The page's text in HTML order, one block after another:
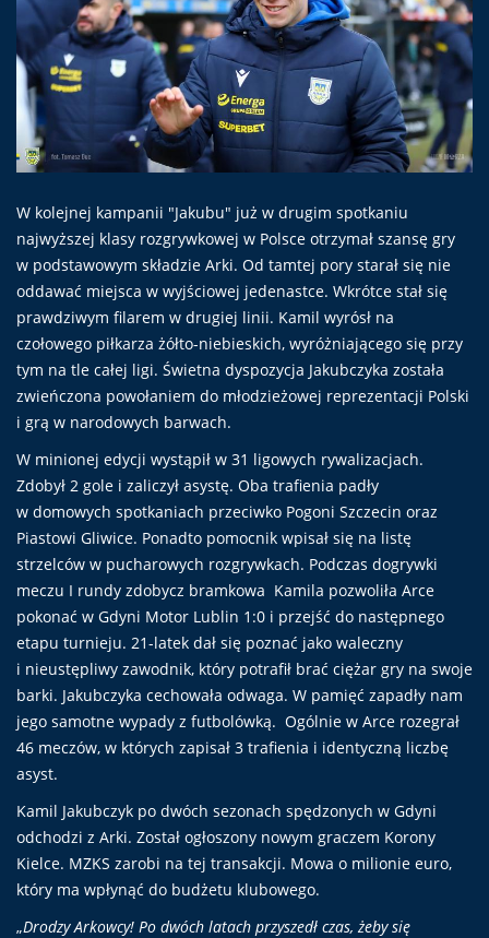
W kolejnej kampanii "Jakubu" już w drugim spotkaniu
najwyższej klasy rozgrywkowej w Polsce otrzymał szansę gry
w podstawowym składzie Arki. Od tamtej pory starał się nie
oddawać miejsca w wyjściowej jedenastce. Wkrótce stał się
prawdziwym filarem w drugiej linii. Kamil wyrósł na
czołowego piłkarza żółto-niebieskich, wyróżniającego się przy
tym na tle całej ligi. Świetna dyspozycja Jakubczyka została
zwieńczona powołaniem do młodzieżowej reprezentacji Polski
i grą w narodowych barwach.
W minionej edycji wystąpił w 31 ligowych rywalizacjach.
Zdobył 2 gole i zaliczył asystę. Oba trafienia padły
w domowych spotkaniach przeciwko Pogoni Szczecin oraz
Piastowi Gliwice. Ponadto pomocnik wpisał się na listę
strzelców w pucharowych rozgrywkach. Podczas dogrywki
meczu I rundy zdobycz bramkowa Kamila pozwoliła Arce
pokonać w Gdyni Motor Lublin 1:0 i przejść do następnego
etapu turnieju. 21-latek dał się poznać jako waleczny
i nieustępliwy zawodnik, który potrafił brać ciężar gry na swoje
barki. Jakubczyka cechowała odwaga. W pamięć zapadły nam
jego samotne wypady z futbolówką. Ogólnie w Arce rozegrał
46 meczów, w których zapisał 3 trafienia i identyczną liczbę
asyst.
Kamil Jakubczyk po dwóch sezonach spędzonych w Gdyni
odchodzi z Arki. Został ogłoszony nowym graczem Korony
Kielce. MZKS zarobi na tej transakcji. Mowa o milionie euro,
który ma wpłynąć do budżetu klubowego.
„Drodzy Arkowcy! Po dwóch latach przyszedł czas, żeby się